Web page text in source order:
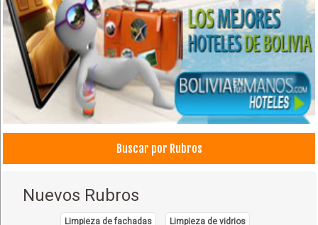
Buscar por Rubros
Nuevos Rubros
Limpieza de fachadas Limpieza de vidrios